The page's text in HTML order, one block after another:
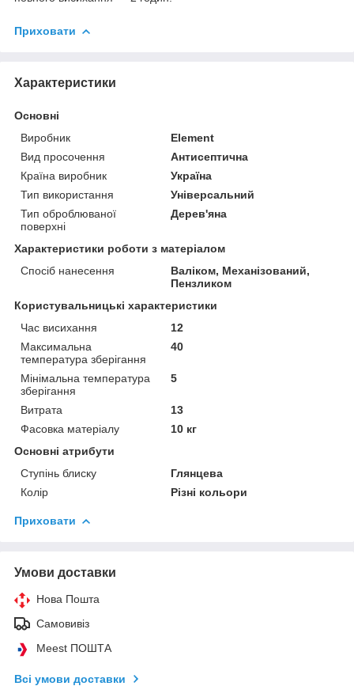
Приховати
Характеристики
Основні
Виробник
Element
Вид просочення
Антисептична
Країна виробник
Україна
Тип використання
Універсальний
Тип оброблюваної
поверхні
Дерев'яна
Характеристики роботи з матеріалом
Спосіб нанесення
Валіком, Механізований,
Пензликом
Користувальницькі характеристики
Час висихання
12
Максимальна
температура зберігання
40
Мінімальна температура
зберігання
5
Витрата
13
Фасовка матеріалу
10 кг
Основні атрибути
Ступінь блиску
Глянцева
Колір
Різні кольори
Приховати
Умови доставки
Нова Пошта
Самовивіз
Meest ПОШТА
Всі умови доставки